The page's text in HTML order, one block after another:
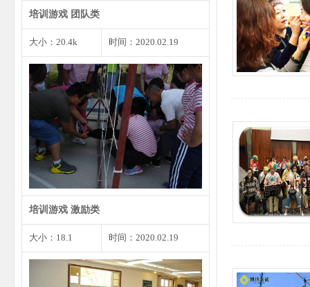
培训游戏 团队类
大小：20.4k 时间：2020.02.19
每个人都会遇到尴尬的事情或者小
错，遇到这种状况我们不…
培训游戏 激励类
大小：18.1 时间：2020.02.19
见面3分钟时是你留给他人第一印